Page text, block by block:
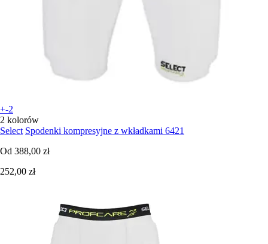
+-2
2 kolorów
Select Spodenki kompresyjne z wkładkami 6421
Od 388,00 zł
252,00 zł